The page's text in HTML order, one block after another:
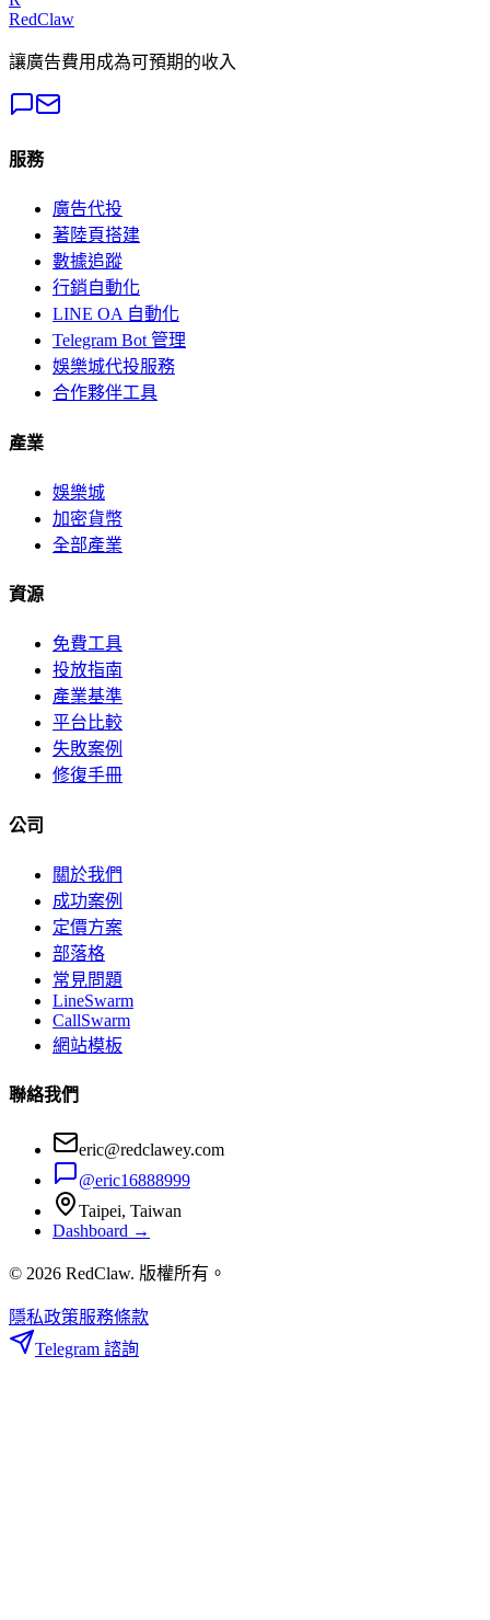
RedClaw
讓廣告費用成為可預期的收入
服務
廣告代投
著陸頁搭建
數據追蹤
行銷自動化
LINE OA 自動化
Telegram Bot 管理
娛樂城代投服務
合作夥伴工具
產業
娛樂城
加密貨幣
全部產業
資源
免費工具
投放指南
產業基準
平台比較
失敗案例
修復手冊
公司
關於我們
成功案例
定價方案
部落格
常見問題
LineSwarm
CallSwarm
網站模板
聯絡我們
eric@redclawey.com
@eric16888999
Taipei, Taiwan
Dashboard →
© 2026 RedClaw. 版權所有。
隱私政策服務條款
Telegram 諮詢